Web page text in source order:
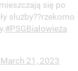
się po
służby??rzekomo
#PSGBiałowieża
March 21, 2023